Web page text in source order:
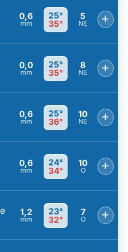
0,6
mm
25°
35°
5
NE +
0,0
mm
25°
35°
8
NE +
0,6
mm
25°
36°
10
NE +
0,6
mm
24°
34°
10
O +
1,2
mm
23°
32°
7
O +